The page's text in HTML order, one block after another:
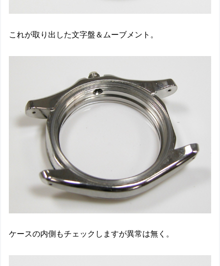
これが取り出した文字盤＆ムーブメント。
ケースの内側もチェックしますが異常は無く。